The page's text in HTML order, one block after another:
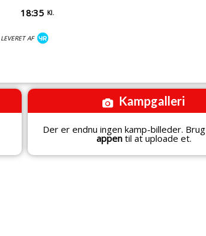
18:35 Kl.
LEVERET AF
Kampgalleri
Der er endnu ingen kamp-billeder. Brug
appentil at uploade et.